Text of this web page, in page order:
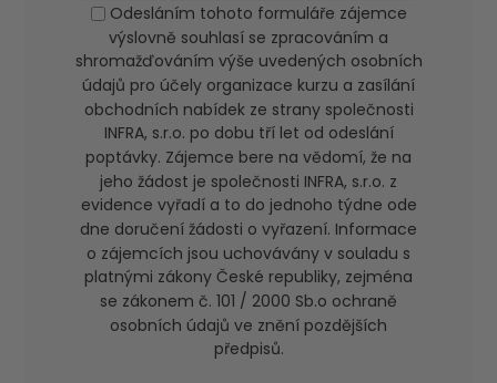
Odesláním tohoto formuláře zájemce
výslovně souhlasí se zpracováním a
shromažďováním výše uvedených osobních
údajů pro účely organizace kurzu a zasílání
obchodních nabídek ze strany společnosti
INFRA, s.r.o. po dobu tří let od odeslání
poptávky. Zájemce bere na vědomí, že na
jeho žádost je společnosti INFRA, s.r.o. z
evidence vyřadí a to do jednoho týdne ode
dne doručení žádosti o vyřazení. Informace
o zájemcích jsou uchovávány v souladu s
platnými zákony České republiky, zejména
se zákonem č. 101 / 2000 Sb.o ochraně
osobních údajů ve znění pozdějších
předpisů.